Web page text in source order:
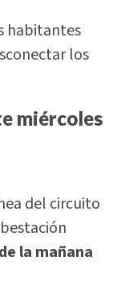
habitantes
los
miércoles
del circuito
la mañana